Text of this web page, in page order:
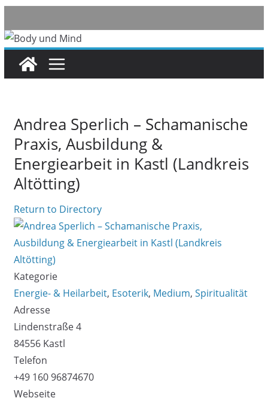
to
content
Andrea Sperlich – Schamanische
Praxis, Ausbildung &
Energiearbeit in Kastl (Landkreis
Altötting)
Return to Directory
Kategorie
Energie- & Heilarbeit, Esoterik, Medium, Spiritualität
Adresse
Lindenstraße 4
84556 Kastl
Telefon
+49 160 96874670
Webseite